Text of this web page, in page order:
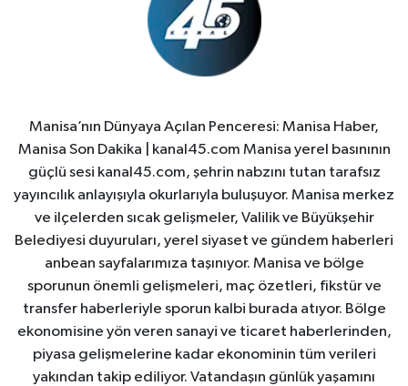
Manisa’nın Dünyaya Açılan Penceresi: Manisa Haber,
Manisa Son Dakika | kanal45.com Manisa yerel basınının
güçlü sesi kanal45.com, şehrin nabzını tutan tarafsız
yayıncılık anlayışıyla okurlarıyla buluşuyor. Manisa merkez
ve ilçelerden sıcak gelişmeler, Valilik ve Büyükşehir
Belediyesi duyuruları, yerel siyaset ve gündem haberleri
anbean sayfalarımıza taşınıyor. Manisa ve bölge
sporunun önemli gelişmeleri, maç özetleri, fikstür ve
transfer haberleriyle sporun kalbi burada atıyor. Bölge
ekonomisine yön veren sanayi ve ticaret haberlerinden,
piyasa gelişmelerine kadar ekonominin tüm verileri
yakından takip ediliyor. Vatandaşın günlük yaşamını